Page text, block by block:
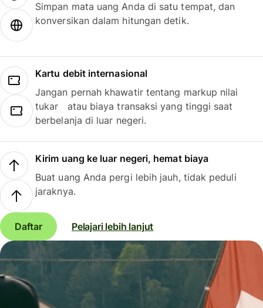
Simpan mata uang Anda di satu tempat, dan
konversikan dalam hitungan detik.
Kartu debit internasional
Jangan pernah khawatir tentang markup nilai
tukar atau biaya transaksi yang tinggi saat
berbelanja di luar negeri.
Kirim uang ke luar negeri, hemat biaya
Buat uang Anda pergi lebih jauh, tidak peduli
jaraknya.
Daftar Pelajari lebih lanjut